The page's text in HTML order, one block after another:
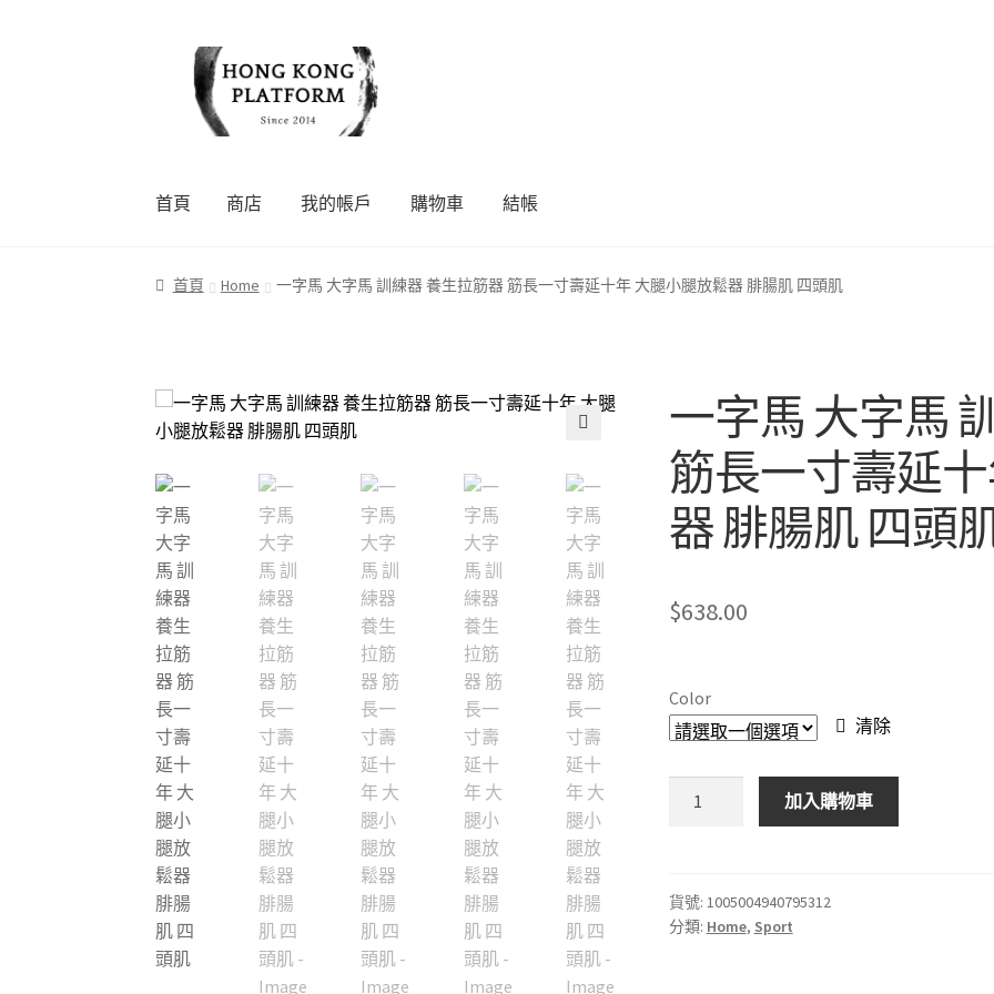
navigation
content
首頁 商店 我的帳戶 購物車 結帳
首頁商店 我的帳戶購物車 結帳
首頁 Home 一字馬 大字馬 訓練器 養生拉筋器 筋長一寸壽延十年 大腿小腿放鬆器 腓腸肌 四頭肌
一字馬 大字馬
筋長一寸壽延
器 腓腸肌 四頭
$638.00
Color
清除
字
馬
加入購物車
貨號: 1005004940795312
分類: Home, Sport